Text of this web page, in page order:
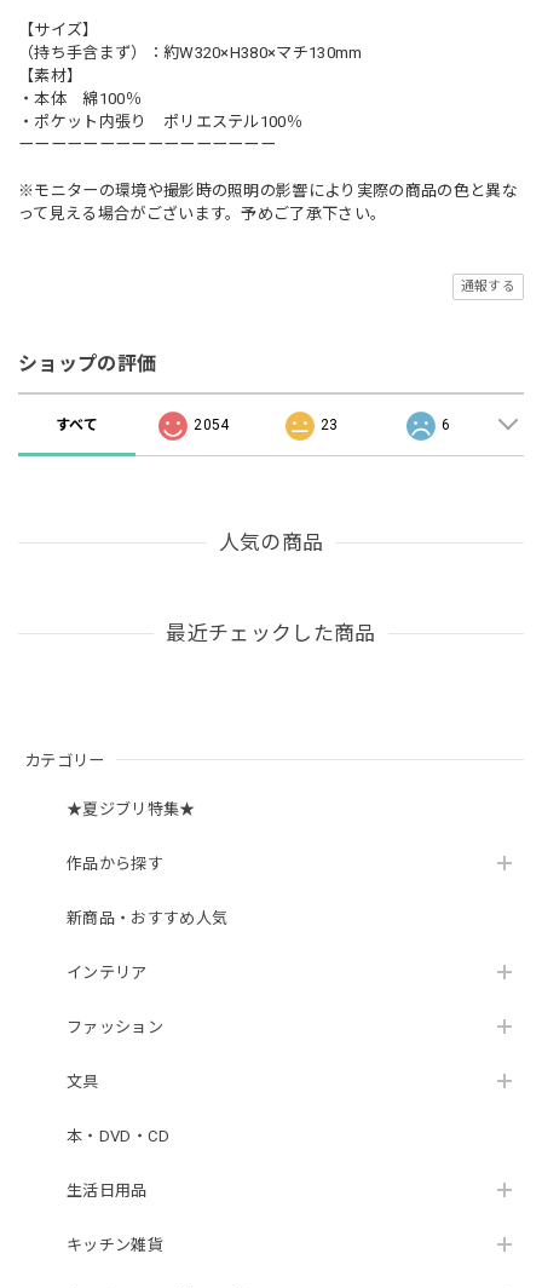
カテゴリー
★夏ジブリ特集★
作品から探す
新商品・おすすめ人気
インテリア
ファッション
文具
本・DVD・CD
生活日用品
キッチン雑貨
【サイズ】
（持ち手含まず）：約W320×H380×マチ130mm
【素材】
・本体 綿100％
・ポケット内張り ポリエステル100％
ーーーーーーーーーーーーーーーー
※モニターの環境や撮影時の照明の影響により実際の商品の色と異な
って見える場合がございます。予めご了承下さい。
通報する
ショップの評価
すべて 2054 23 6
人気の商品
最近チェックした商品